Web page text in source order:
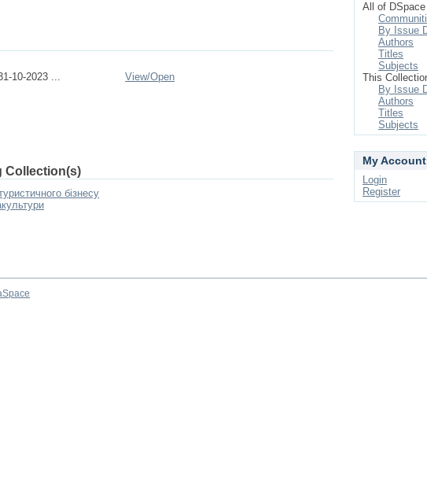
10-2023 ...
View/Open
Collection(s)
бізнесу
All of DSpace
By Issue
Authors
Titles
Subjects
This
By Issue
Authors
Titles
Subjects
My Account
Login
Register